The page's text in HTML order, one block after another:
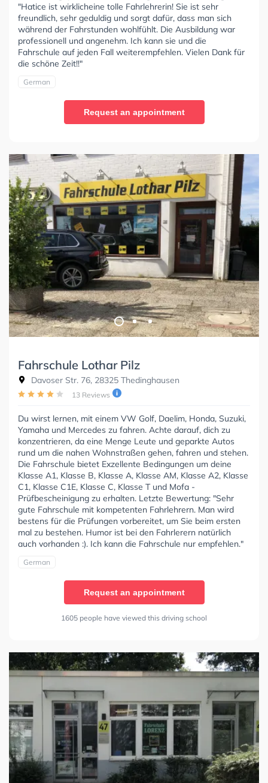
"Hatice ist wirklicheine tolle Fahrlehrerin! Sie ist sehr
freundlich, sehr geduldig und sorgt dafür, dass man sich
während der Fahrstunden wohlfühlt. Die Ausbildung war
professionell und angenehm. Ich kann sie und die
Fahrschule auf jeden Fall weiterempfehlen. Vielen Dank für
die schöne Zeit!!"
German
Request an appointment
Fahrschule Lothar Pilz
Davoser Str. 76, 28325 Thedinghausen
13 Reviews
Du wirst lernen, mit einem VW Golf, Daelim, Honda, Suzuki,
Yamaha und Mercedes zu fahren. Achte darauf, dich zu
konzentrieren, da eine Menge Leute und geparkte Autos
rund um die nahen Wohnstraßen gehen, fahren und stehen.
Die Fahrschule bietet Exzellente Bedingungen um deine
Klasse A1, Klasse B, Klasse A, Klasse AM, Klasse A2, Klasse
C1, Klasse C1E, Klasse C, Klasse T und Mofa -
Prüfbescheinigung zu erhalten. Letzte Bewertung: "Sehr
gute Fahrschule mit kompetenten Fahrlehrern. Man wird
bestens für die Prüfungen vorbereitet, um Sie beim ersten
mal zu bestehen. Humor ist bei den Fahrlerern natürlich
auch vorhanden :). Ich kann die Fahrschule nur empfehlen."
German
Request an appointment
1605 people have viewed this driving school